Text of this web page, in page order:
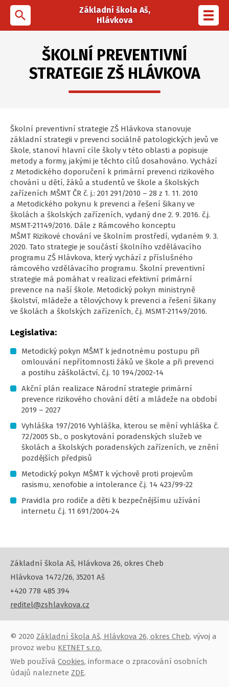
search
Základní škola Aš,
Hlávkova
ŠKOLNÍ PREVENTIVNÍ
STRATEGIE ZŠ HLÁVKOVA
Školní preventivní strategie ZŠ Hlávkova stanovuje
základní strategii v prevenci sociálně patologických jevů ve
škole, stanoví hlavní cíle školy v této oblasti a popisuje
metody a formy, jakými je těchto cílů dosahováno. Vychází
z Metodického doporučení k primární prevenci rizikového
chování u dětí, žáků a studentů ve škole a školských
zařízeních MŠMT ČR č. j.: 201 291/2010 – 28 z 1. 11. 2010
a Metodického pokynu k prevenci a řešení šikany ve
školách a školských zařízeních, vydaný dne 2. 9. 2016. č.j.
MSMT-21149/2016. Dále z Rámcového konceptu
MŠMT Rizikové chování ve školním prostředí, vydaném 9. 3.
2020. Tato strategie je součástí školního vzdělávacího
programu ZŠ Hlávkova, který vychází z příslušného
rámcového vzdělávacího programu. Školní preventivní
strategie má pomáhat v realizaci efektivní primární
prevence na naší škole. Metodický pokyn ministryně
školství, mládeže a tělovýchovy k prevenci a řešení šikany
ve školách a školských zařízeních, č.j. MSMT-21149/2016.
Legislativa:
Metodický pokyn MŠMT k jednotnému postupu při
omlouvání nepřítomnosti žáků ve škole a při prevenci
a postihu záškoláctví, č.j. 10 194/2002-14
Akční plán realizace Národní strategie primární
prevence rizikového chování dětí a mládeže na období
2019 – 2027
Vyhláška 197/2016 Vyhláška, kterou se mění vyhláška č.
72/2005 Sb., o poskytování poradenských služeb ve
školách a školských poradenských zařízeních, ve znění
pozdějších předpisů
Metodický pokyn MŠMT k výchově proti projevům
rasismu, xenofobie a intolerance č.j. 14 423/99-22
Pravidla pro rodiče a děti k bezpečnějšímu užívání
internetu č.j. 11 691/2004-24
Základní škola Aš, Hlávkova 26, okres Cheb
Hlávkova 1472/26, 35201 Aš
+420 778 485 394
reditel@zshlavkova.cz
© 2020 Základní škola Aš, Hlávkova 26, okres Cheb, vývoj a
provoz webu KETNET s.r.o.
Web používá Cookies, informace o zpracování osobních
údajů naleznete ZDE.